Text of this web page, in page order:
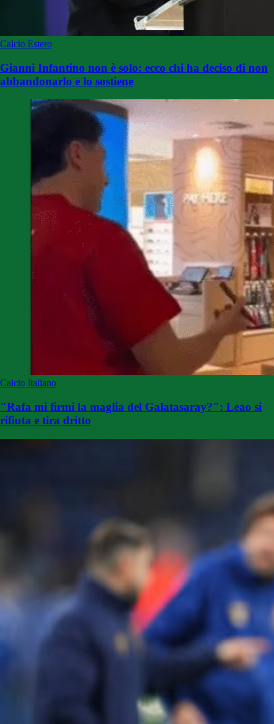
Calcio Estero
Gianni Infantino non è solo: ecco chi ha deciso di non
abbandonarlo e lo sostiene
Calcio Italiano
"Rafa mi firmi la maglia del Galatasaray?": Leao si
rifiuta e tira dritto